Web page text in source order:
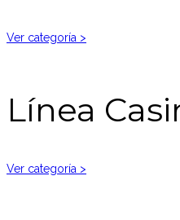
Ver categoría >
Línea
Ver categoría >